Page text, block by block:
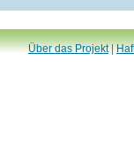
Über das Projekt|